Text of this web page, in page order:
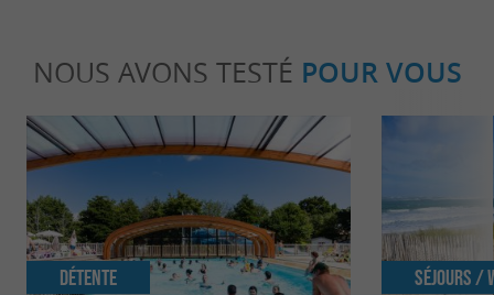
NOUS AVONS TESTÉ POUR VOUS
Détente Séjours /